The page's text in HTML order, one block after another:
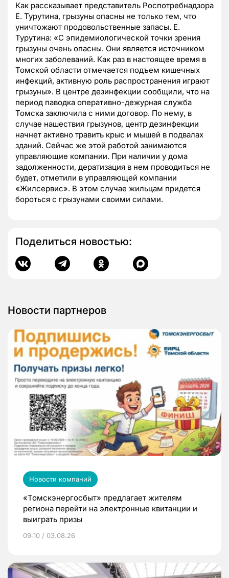
Как рассказывает представитель Роспотребнадзора
Е. Турутина, грызуны опасны не только тем, что
уничтожают продовольственные запасы. Е.
Турутина: «С эпидемиологической точки зрения
грызуны очень опасны. Они является источником
многих заболеваний. Как раз в настоящее время в
Томской области отмечается подъем кишечных
инфекций, активную роль распространения играют
грызуны». В центре дезинфекции сообщили, что на
период паводка оперативно-дежурная служба
Томска заключила с ними договор. По нему, в
случае нашествия грызунов, центр дезинфекции
начнет активно травить крыс и мышей в подвалах
зданий. Сейчас же этой работой занимаются
управляющие компании. При наличии у дома
задолженности, дератизация в нем проводиться не
будет, отметили в управляющей компании
«Жилсервис». В этом случае жильцам придется
бороться с грызунами своими силами.
Поделиться новостью:
Новости партнеров
Новости компаний
«Томскэнергосбыт» предлагает жителям
региона перейти на электронные квитанции и
выиграть призы
09:10 / 03.08.26